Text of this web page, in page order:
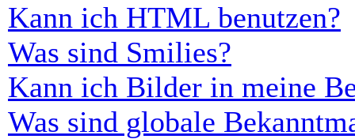
Kann ich HTML benutzen?
Was sind Smilies?
Kann ich Bilder in meine
Was sind globale